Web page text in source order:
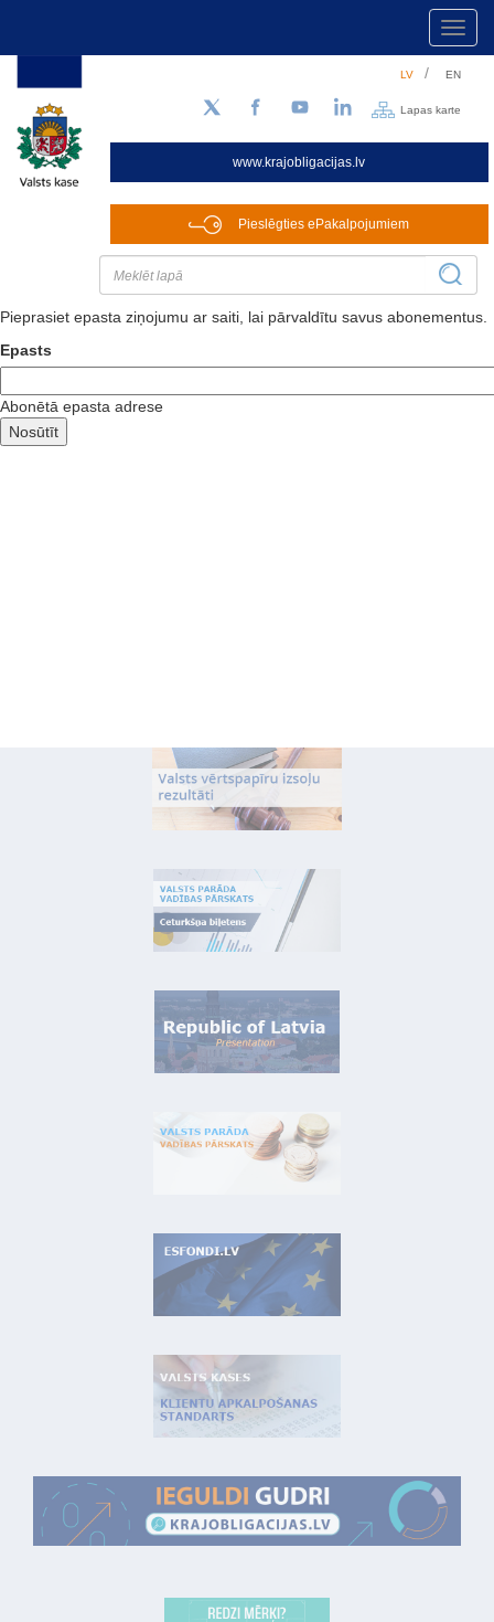
galveno
saturu
Sekojiet mums Twitter
FacebookYouTubeLinkedIn Lapas karte
LV EN
www.krajobligacijas.lv
Pieslēgties ePakalpojumiem
Pieprasiet epasta ziņojumu ar saiti, lai pārvaldītu savus abonementus.
Epasts
Abonētā epasta adrese